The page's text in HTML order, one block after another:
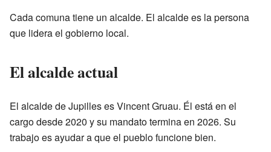
Cada comuna tiene un alcalde. El alcalde es la persona
que lidera el gobierno local.
El alcalde actual
El alcalde de Jupilles es Vincent Gruau. Él está en el
cargo desde 2020 y su mandato termina en 2026. Su
trabajo es ayudar a que el pueblo funcione bien.